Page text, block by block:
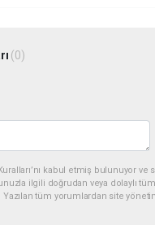
(0)
kabul etmiş bulunuyor ve
ilgili doğrudan veya dolaylı
Yazılan tüm yorumlardan site